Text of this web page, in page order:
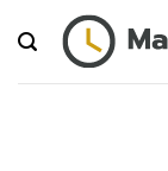
Inhalt
springen